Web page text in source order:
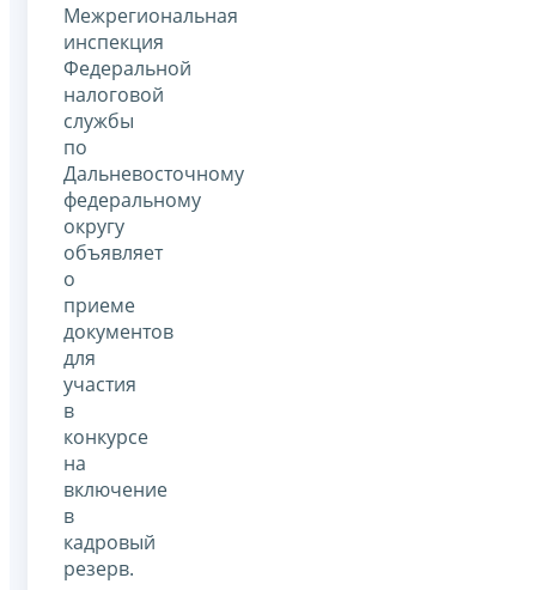
Межрегиональная
инспекция
Федеральной
налоговой
службы
по
Дальневосточному
федеральному
округу
объявляет
о
приеме
документов
для
участия
в
конкурсе
на
включение
в
кадровый
резерв.